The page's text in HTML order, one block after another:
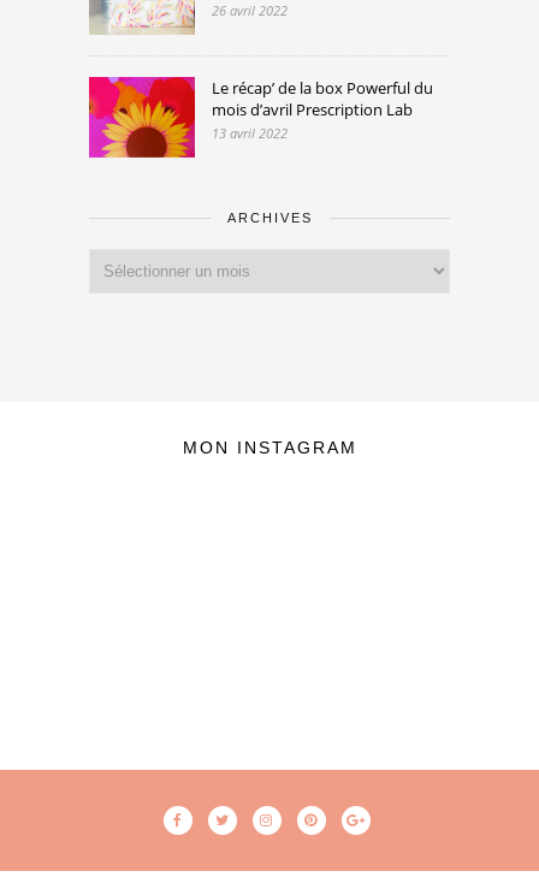
26 avril 2022
Le récap’ de la box Powerful du
mois d’avril Prescription Lab
13 avril 2022
ARCHIVES
MON INSTAGRAM